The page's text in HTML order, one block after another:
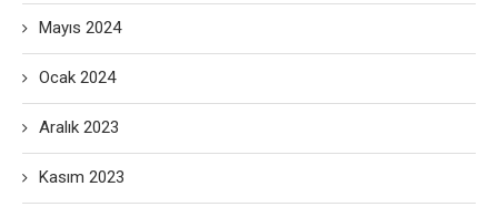
Mayıs 2024
Ocak 2024
Aralık 2023
Kasım 2023